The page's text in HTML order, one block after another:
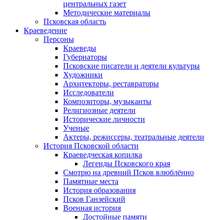
центральных газет
Методические материалы
Псковская область
Краеведение
Персоны
Краеведы
Губернаторы
Псковские писатели и деятели культуры
Художники
Архитекторы, реставраторы
Исследователи
Композиторы, музыканты
Религиозные деятели
Исторические личности
Ученые
Актеры, режиссеры, театральные деятели
История Псковской области
Краеведческая копилка
Легенды Псковского края
Смотрю на древний Псков влюблённо
Памятные места
История образования
Псков Ганзейский
Военная история
Достойные памяти